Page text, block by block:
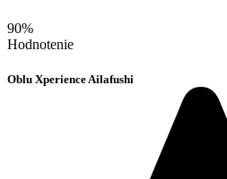
90%
Hodnotenie
Oblu Xperience Ailafushi